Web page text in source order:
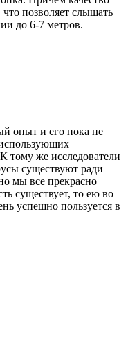
позволяет слышать
до 6-7 метров.
опыт и его пока не
тому же исследователи
существуют ради
мы все прекрасно
существует, то ею во
успешно пользуется в